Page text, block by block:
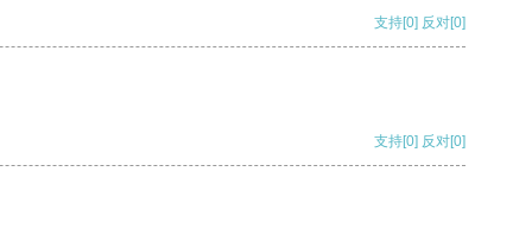
支持[0] 反对[0]
支持[0] 反对[0]